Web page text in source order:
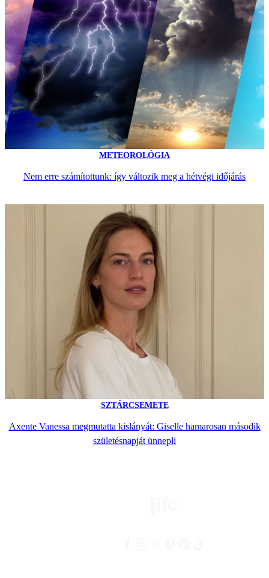
METEOROLÓGIA
Nem erre számítottunk: így változik meg a hétvégi időjárás
SZTÁRCSEMETE
Axente Vanessa megmutatta kislányát: Giselle hamarosan második
születésnapját ünnepli